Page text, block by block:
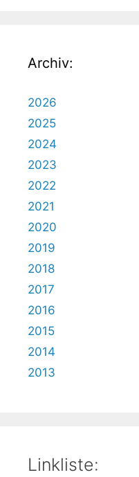
Archiv:
2026
2025
2024
2023
2022
2021
2020
2019
2018
2017
2016
2015
2014
2013
Linkliste: